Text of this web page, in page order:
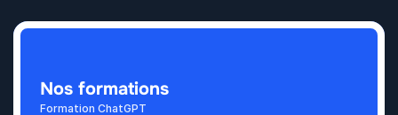
Nos formations
Formation ChatGPT